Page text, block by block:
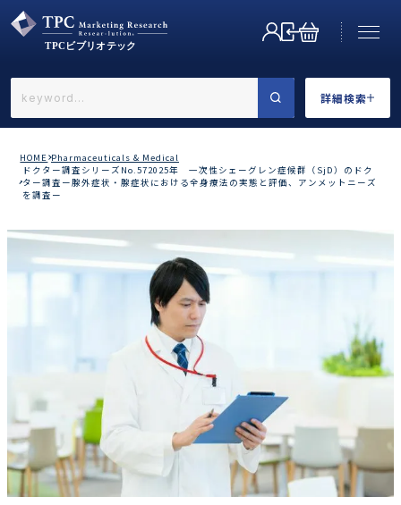
詳細検索
←戻る
業界で選ぶ
カテゴリで選ぶ
調査の種類で選ぶ
HOME Pharmaceuticals & Medical
ドクター調査シリーズNo.572025年 一次性シェーグレン症候群（SjD）のドク
ター調査ー腺外症状・腺症状における全身療法の実態と評価、アンメットニーズ
を調査ー